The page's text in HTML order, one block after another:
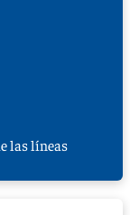
las líneas